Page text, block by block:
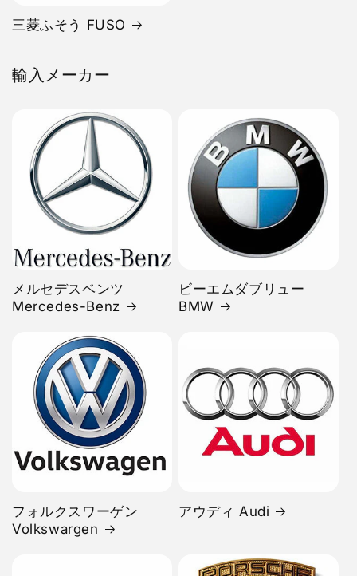
三菱ふそう FUSO
輸入メーカー
メルセデスベンツ
Mercedes-Benz
ビーエムダブリュー
BMW
フォルクスワーゲン
Volkswargen
アウディ Audi